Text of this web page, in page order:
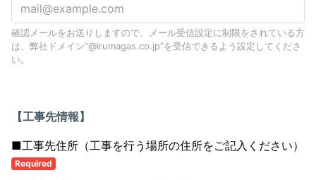
確認メールをお送りしますので、メール受信設定に制限をされている方
は、弊社ドメイン“@irumagas.co.jp”を受信できるよう設定してくださ
い。
【工事先情報】
■工事先住所（工事を行う場所の住所をご記入ください）
Required